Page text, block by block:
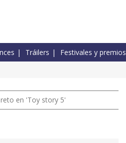
Tráilers Festivales y premios
en 'Toy story 5'